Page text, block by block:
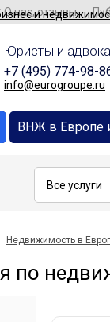
О нас, отзывы
Юристы и
+7 (495) 774-98-
info@eurogroupe.ru
ВНЖ в Европе
Недвижимость в
по